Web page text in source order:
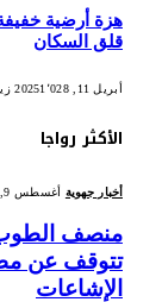
هزة أرضية
قلق السكان
أبريل 11, 2025 1٬028
الأكثر رواجا
أخبار جهوية أغسطس 9, 2026
منصف الطوب
تتوقف عن
الإشاعات